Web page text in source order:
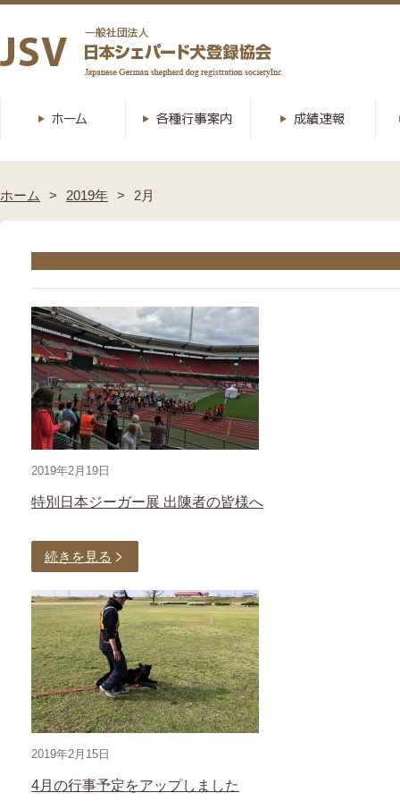
ホーム 2019年 2月
2019年2月19日
特別日本ジーガー展 出陳者の皆様へ
続きを見る
2019年2月15日
4月の行事予定をアップしました